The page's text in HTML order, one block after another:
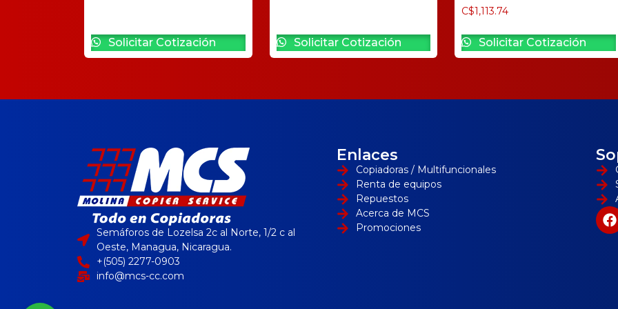
Solicitar Cotización Solicitar Cotización
C$1,113.74
Solicitar Cotización
Semáforos de Lozelsa 2c al Norte, 1/2 c al
Oeste, Managua, Nicaragua.
+(505) 2277-0903
info@mcs-cc.com
Enlaces
Copiadoras / Multifuncionales
Renta de equipos
Repuestos
Acerca de MCS
Promociones